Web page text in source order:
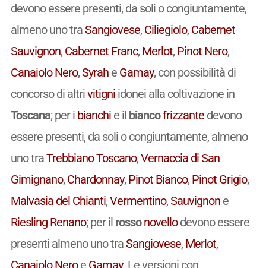
devono essere presenti, da soli o congiuntamente,
almeno uno traSangiovese, Ciliegiolo, Cabernet
Sauvignon, Cabernet Franc, Merlot, Pinot Nero,
Canaiolo Nero,Syrahe Gamay, con possibilità di
concorso di altrivitigniidonei alla coltivazione in
Toscana; per i bianchie il biancofrizzantedevono
essere presenti, da soli o congiuntamente, almeno
uno traTrebbiano Toscano,Vernaccia di San
Gimignano, Chardonnay, Pinot Bianco, Pinot Grigio,
Malvasia del Chianti,Vermentino,Sauvignone
Riesling Renano; per il rossonovellodevono essere
presenti almeno uno traSangiovese, Merlot,